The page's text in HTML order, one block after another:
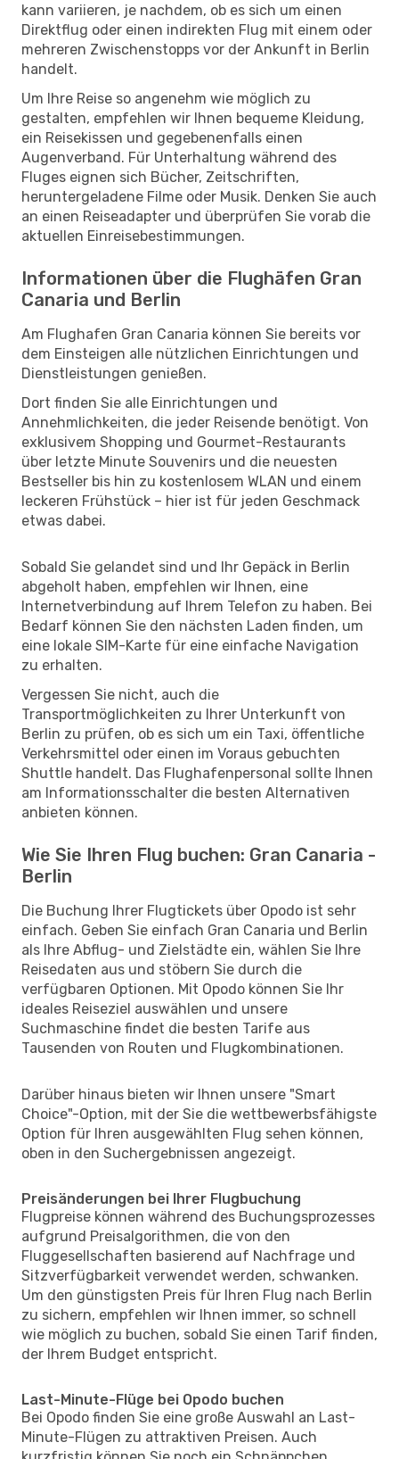
kann variieren, je nachdem, ob es sich um einen
Direktflug oder einen indirekten Flug mit einem oder
mehreren Zwischenstopps vor der Ankunft in Berlin
handelt.
Um Ihre Reise so angenehm wie möglich zu
gestalten, empfehlen wir Ihnen bequeme Kleidung,
ein Reisekissen und gegebenenfalls einen
Augenverband. Für Unterhaltung während des
Fluges eignen sich Bücher, Zeitschriften,
heruntergeladene Filme oder Musik. Denken Sie auch
an einen Reiseadapter und überprüfen Sie vorab die
aktuellen Einreisebestimmungen.
Informationen über die Flughäfen Gran
Canaria und Berlin
Am Flughafen Gran Canaria können Sie bereits vor
dem Einsteigen alle nützlichen Einrichtungen und
Dienstleistungen genießen.
Dort finden Sie alle Einrichtungen und
Annehmlichkeiten, die jeder Reisende benötigt. Von
exklusivem Shopping und Gourmet-Restaurants
über letzte Minute Souvenirs und die neuesten
Bestseller bis hin zu kostenlosem WLAN und einem
leckeren Frühstück – hier ist für jeden Geschmack
etwas dabei.
Sobald Sie gelandet sind und Ihr Gepäck in Berlin
abgeholt haben, empfehlen wir Ihnen, eine
Internetverbindung auf Ihrem Telefon zu haben. Bei
Bedarf können Sie den nächsten Laden finden, um
eine lokale SIM-Karte für eine einfache Navigation
zu erhalten.
Vergessen Sie nicht, auch die
Transportmöglichkeiten zu Ihrer Unterkunft von
Berlin zu prüfen, ob es sich um ein Taxi, öffentliche
Verkehrsmittel oder einen im Voraus gebuchten
Shuttle handelt. Das Flughafenpersonal sollte Ihnen
am Informationsschalter die besten Alternativen
anbieten können.
Wie Sie Ihren Flug buchen: Gran Canaria -
Berlin
Die Buchung Ihrer Flugtickets über Opodo ist sehr
einfach. Geben Sie einfach Gran Canaria und Berlin
als Ihre Abflug- und Zielstädte ein, wählen Sie Ihre
Reisedaten aus und stöbern Sie durch die
verfügbaren Optionen. Mit Opodo können Sie Ihr
ideales Reiseziel auswählen und unsere
Suchmaschine findet die besten Tarife aus
Tausenden von Routen und Flugkombinationen.
Darüber hinaus bieten wir Ihnen unsere "Smart
Choice"-Option, mit der Sie die wettbewerbsfähigste
Option für Ihren ausgewählten Flug sehen können,
oben in den Suchergebnissen angezeigt.
Preisänderungen bei Ihrer Flugbuchung
Flugpreise können während des Buchungsprozesses
aufgrund Preisalgorithmen, die von den
Fluggesellschaften basierend auf Nachfrage und
Sitzverfügbarkeit verwendet werden, schwanken.
Um den günstigsten Preis für Ihren Flug nach Berlin
zu sichern, empfehlen wir Ihnen immer, so schnell
wie möglich zu buchen, sobald Sie einen Tarif finden,
der Ihrem Budget entspricht.
Last-Minute-Flüge bei Opodo buchen
Bei Opodo finden Sie eine große Auswahl an Last-
Minute-Flügen zu attraktiven Preisen. Auch